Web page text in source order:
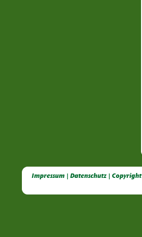
Impressum | Datenschutz | Copyright